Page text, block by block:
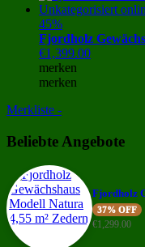
45%
Fjordholz
€1,399.00
merken
merken
Merkliste -
Beliebte Angebote
Fjordholz
37% OFF
€1,299.00